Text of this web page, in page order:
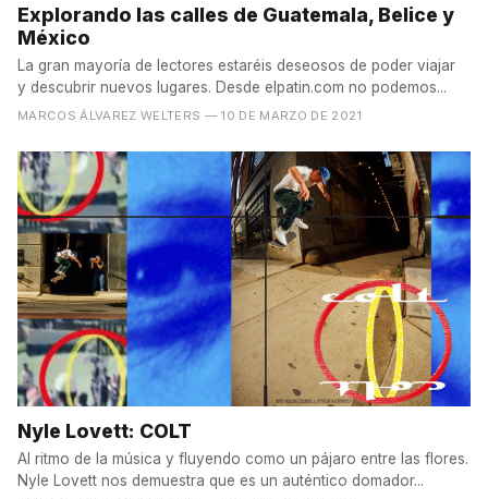
Explorando las calles de Guatemala, Belice y
México
La gran mayoría de lectores estaréis deseosos de poder viajar
y descubrir nuevos lugares. Desde elpatin.com no podemos...
MARCOS ÁLVAREZ WELTERS — 10 DE MARZO DE 2021
Nyle Lovett: COLT
Al ritmo de la música y fluyendo como un pájaro entre las flores.
Nyle Lovett nos demuestra que es un auténtico domador...